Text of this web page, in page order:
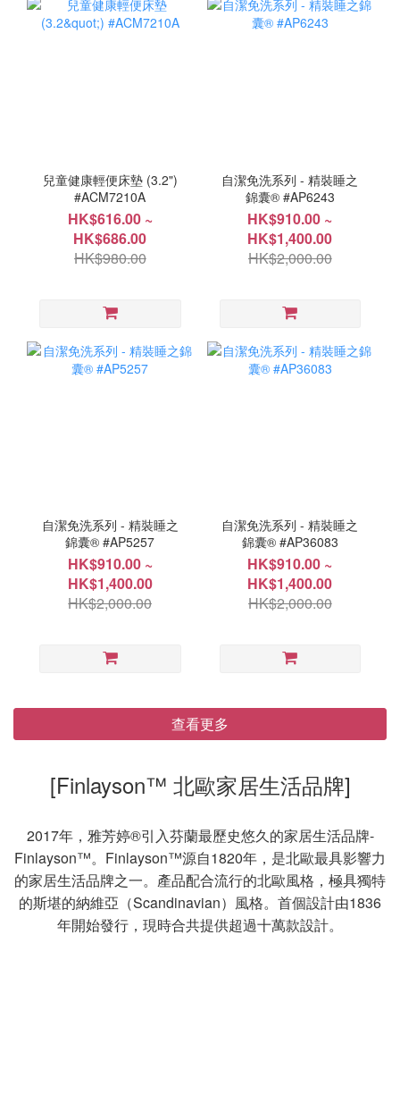
兒童健康輕便床墊 (3.2")
#ACM7210A
HK$616.00 ~
HK$686.00
HK$980.00
自潔免洗系列 - 精裝睡之
錦囊® #AP6243
HK$910.00 ~
HK$1,400.00
HK$2,000.00
自潔免洗系列 - 精裝睡之
錦囊® #AP5257
HK$910.00 ~
HK$1,400.00
HK$2,000.00
自潔免洗系列 - 精裝睡之
錦囊® #AP36083
HK$910.00 ~
HK$1,400.00
HK$2,000.00
查看更多
[Finlayson™ 北歐家居生活品牌]
2017年，雅芳婷®引入芬蘭最歷史悠久的家居生活品牌-
Finlayson™。Finlayson™源自1820年，是北歐最具影響力
的家居生活品牌之一。產品配合流行的北歐風格，極具獨特
的斯堪的納維亞（Scandinavian）風格。首個設計由1836
年開始發行，現時合共提供超過十萬款設計。